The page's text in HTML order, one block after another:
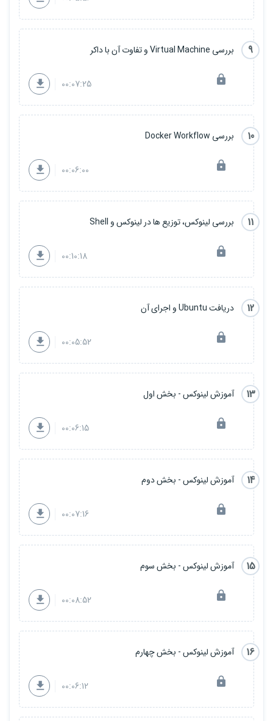
9 بررسی Virtual Machine و تفاوت آن با داکر
00:07:25
10 بررسی Docker Workflow
00:06:00
11 بررسی لینوکس، توزیع ها در لینوکس و Shell
00:10:18
12 دریافت Ubuntu و اجرای آن
00:05:52
13 آموزش لینوکس - بخش اول
00:06:15
14 آموزش لینوکس - بخش دوم
00:07:16
15 آموزش لینوکس - بخش سوم
00:08:52
16 آموزش لینوکس - بخش چهارم
00:06:12